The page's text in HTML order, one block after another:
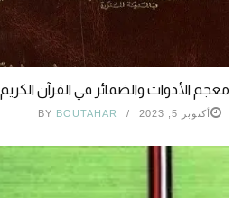
معجم الأدوات والضمائر في القرآن الكريم
أكتوبر 5, 2023 BY BOUTAHAR